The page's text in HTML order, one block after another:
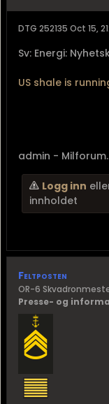
DTG 252135 Oct 15,
Sv: Energi:
US shale is
admin -
Logg inn
innholdet
Feltposten
OR-6
Presse- og